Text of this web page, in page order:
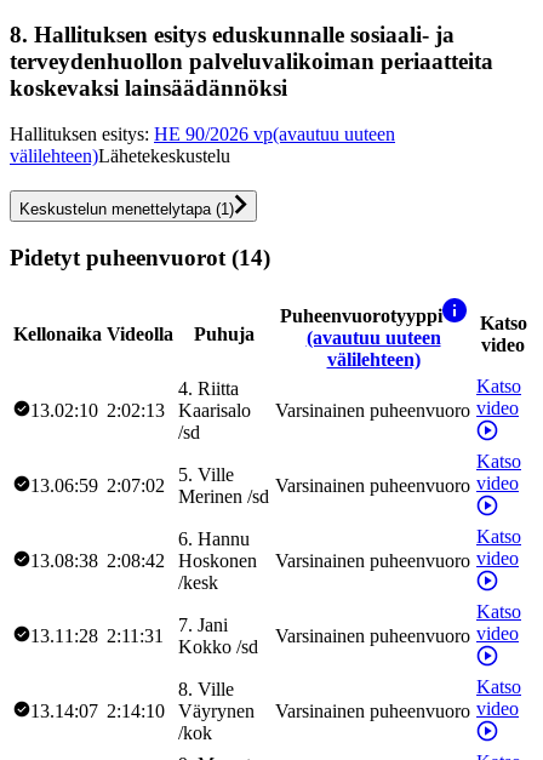
8. Hallituksen esitys eduskunnalle sosiaali- ja
terveydenhuollon palveluvalikoiman periaatteita
koskevaksi lainsäädännöksi
Hallituksen esitys: HE 90/2026 vp(avautuu uuteen
välilehteen)Lähetekeskustelu
Keskustelun menettelytapa(1)
Pidetyt puheenvuorot (14)
Kellonaika Videolla Puhuja
Puheenvuorotyyppi
(avautuu uuteen
välilehteen)
Katso
video
13.02:10 2:02:13
4. Riitta
Kaarisalo
/sd
Varsinainen puheenvuoro
Katso
video
13.06:59 2:07:02
5. Ville
Merinen /sd
Varsinainen puheenvuoro
Katso
video
13.08:38 2:08:42
6. Hannu
Hoskonen
/kesk
Varsinainen puheenvuoro
Katso
video
13.11:28 2:11:31
7. Jani
Kokko /sd
Varsinainen puheenvuoro
Katso
video
13.14:07 2:14:10
8. Ville
Väyrynen
/kok
Varsinainen puheenvuoro
Katso
video